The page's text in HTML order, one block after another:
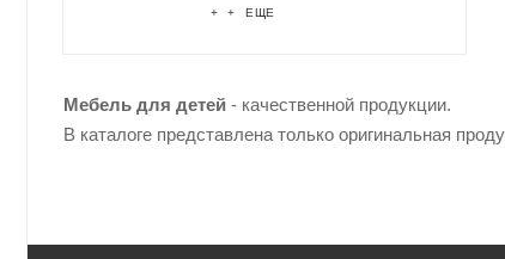
+ + ЕЩЕ
Мебель для детей - качественной продукции.
В каталоге представлена только оригинальная